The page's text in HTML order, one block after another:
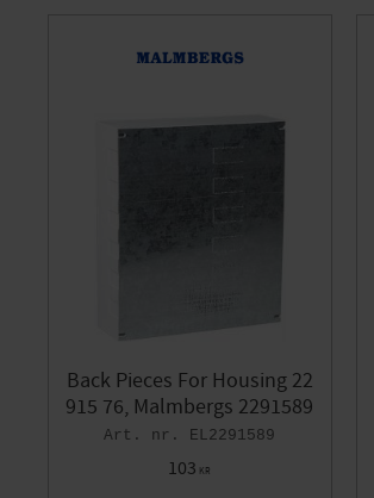
Back Pieces For Housing 22
915 76, Malmbergs 2291589
EL2291589
103 KR